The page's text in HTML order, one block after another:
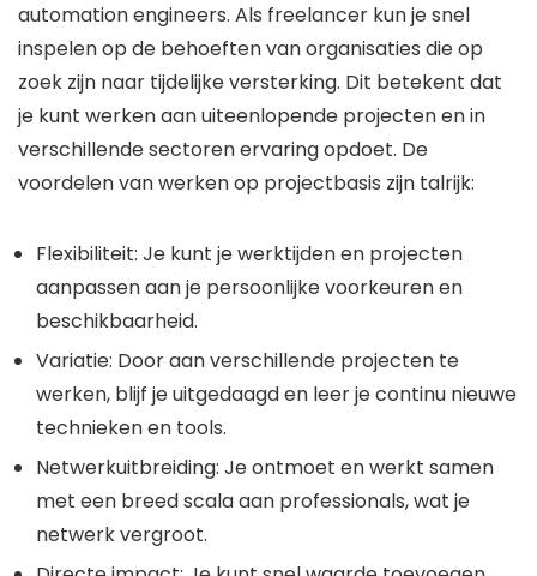
automation engineers. Als freelancer kun je snel
inspelen op de behoeften van organisaties die op
zoek zijn naar tijdelijke versterking. Dit betekent dat
je kunt werken aan uiteenlopende projecten en in
verschillende sectoren ervaring opdoet. De
voordelen van werken op projectbasis zijn talrijk:
Flexibiliteit: Je kunt je werktijden en projecten
aanpassen aan je persoonlijke voorkeuren en
beschikbaarheid.
Variatie: Door aan verschillende projecten te
werken, blijf je uitgedaagd en leer je continu nieuwe
technieken en tools.
Netwerkuitbreiding: Je ontmoet en werkt samen
met een breed scala aan professionals, wat je
netwerk vergroot.